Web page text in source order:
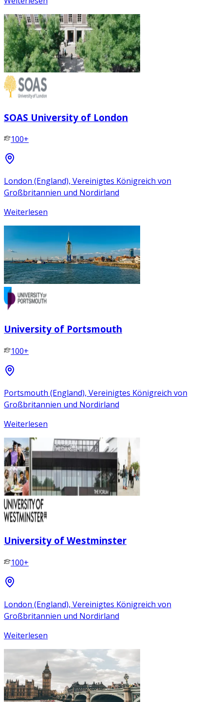
SOAS University of London
100+
London (England), Vereinigtes Königreich von
Großbritannien und Nordirland
Weiterlesen
University of Portsmouth
100+
Portsmouth (England), Vereinigtes Königreich von
Großbritannien und Nordirland
Weiterlesen
University of Westminster
100+
London (England), Vereinigtes Königreich von
Großbritannien und Nordirland
Weiterlesen